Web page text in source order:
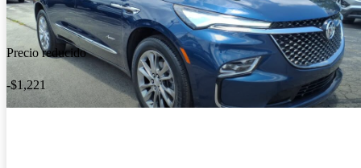
Precio reducido
-$1,221